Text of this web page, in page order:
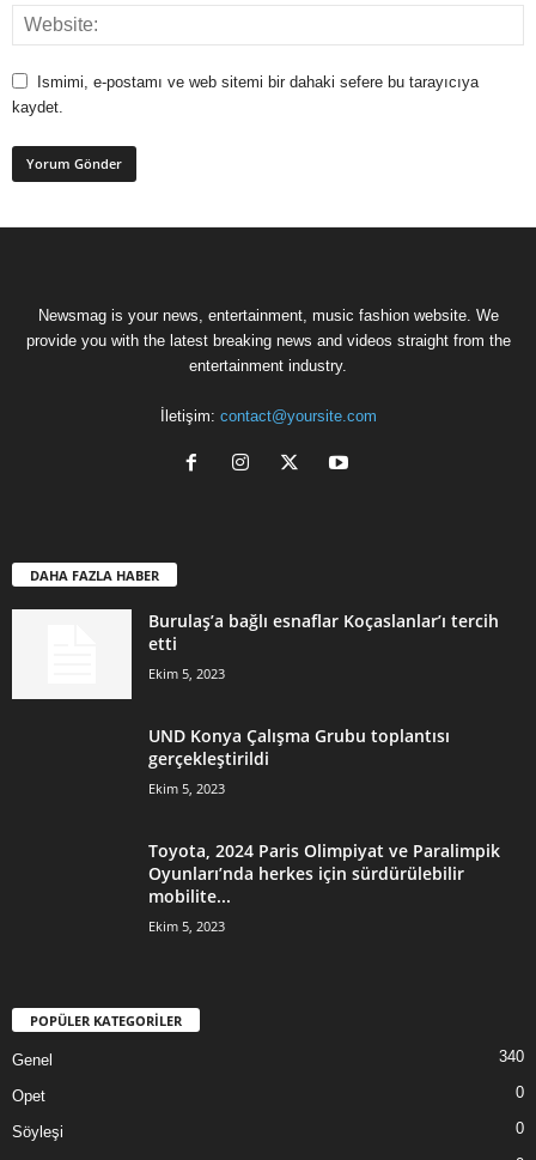
Ismimi, e-postamı ve web sitemi bir dahaki sefere bu tarayıcıya
kaydet.
Newsmag is your news, entertainment, music fashion website. We
provide you with the latest breaking news and videos straight from the
entertainment industry.
İletişim: contact@yoursite.com
DAHA FAZLA HABER
Burulaş’a bağlı esnaflar Koçaslanlar’ı tercih
etti
Ekim 5, 2023
UND Konya Çalışma Grubu toplantısı
gerçekleştirildi
Ekim 5, 2023
Toyota, 2024 Paris Olimpiyat ve Paralimpik
Oyunları’nda herkes için sürdürülebilir
mobilite...
Ekim 5, 2023
POPÜLER KATEGORİLER
Genel 340
Opet 0
Söyleşi 0